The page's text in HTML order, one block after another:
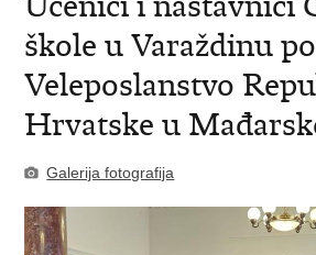
škole u Varaždinu
Veleposlanstvo
Hrvatske u
Galerija fotografija